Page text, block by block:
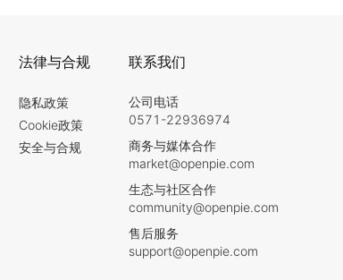
法律与合规
隐私政策
Cookie政策
安全与合规
联系我们
公司电话
0571-22936974
商务与媒体合作
market@openpie.com
生态与社区合作
community@openpie.com
售后服务
support@openpie.com